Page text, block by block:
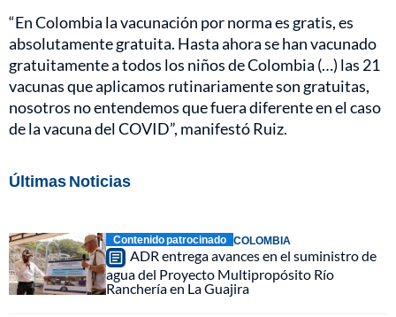
“En Colombia la vacunación por norma es gratis, es
absolutamente gratuita. Hasta ahora se han vacunado
gratuitamente a todos los niños de Colombia (…) las 21
vacunas que aplicamos rutinariamente son gratuitas,
nosotros no entendemos que fuera diferente en el caso
de la vacuna del COVID”, manifestó Ruiz.
Últimas Noticias
Contenido patrocinado COLOMBIA
ADR entrega avances en el suministro de
agua del Proyecto Multipropósito Río
Ranchería en La Guajira